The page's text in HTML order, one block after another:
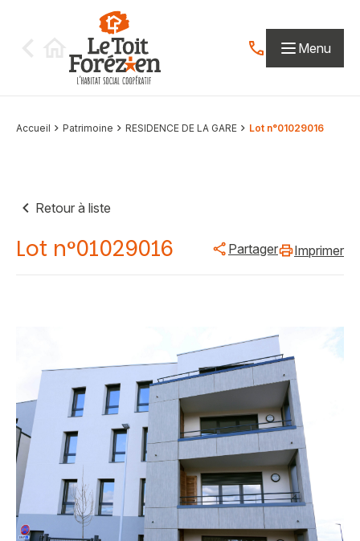
Contactez-nous
Menu
Accueil Patrimoine RESIDENCE DE LA GARE Lot n°01029016
Retour à liste
Lot n°01029016 Partager Imprimer